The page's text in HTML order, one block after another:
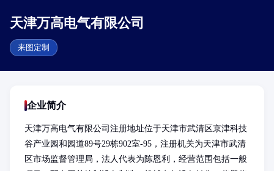
天津万高电气有限公司
来图定制
企业简介
天津万高电气有限公司注册地址位于天津市武清区京津科技
谷产业园和园道89号29栋902室-95，注册机关为天津市武清
区市场监督管理局，法人代表为陈恩利，经营范围包括一般